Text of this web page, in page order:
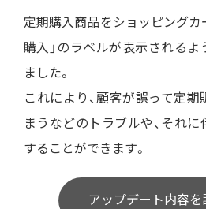
定期購入商品をショッピングカ
購入」のラベルが表示される
ました。
これにより、顧客が誤って定
まうなどのトラブルや、それ
することができます。
アップデート内容を